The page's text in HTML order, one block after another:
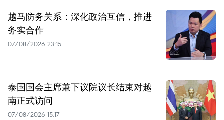
越马防务关系：深化政治互信，推进
务实合作
07/08/2026 23:15
泰国国会主席兼下议院议长结束对越
南正式访问
07/08/2026 15:17